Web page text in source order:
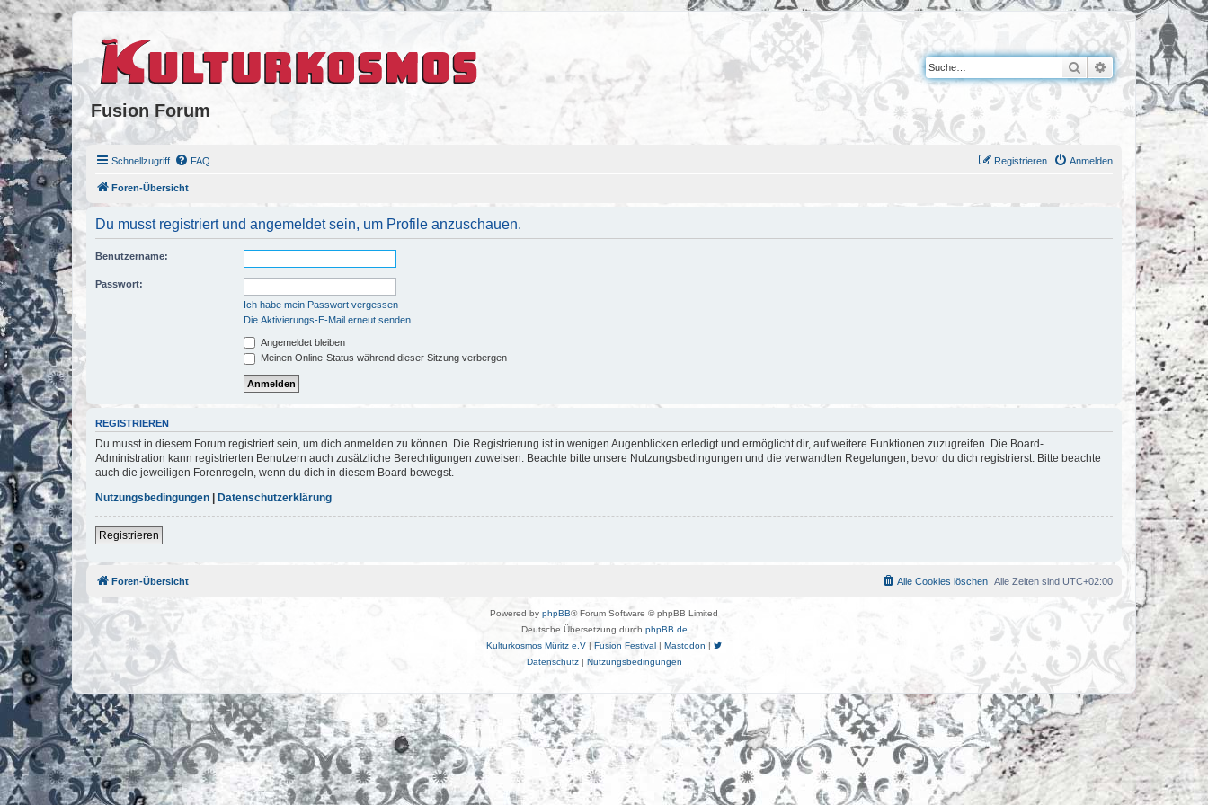
Fusion Forum
Suche Erweiterte Suche
Schnellzugriff FAQ Anmelden
Registrieren
Foren-Übersicht
Du musst registriert und angemeldet sein, um Profile anzuschauen.
Benutzername:
Passwort:
Ich habe mein Passwort vergessen
Die Aktivierungs-E-Mail erneut senden
Angemeldet bleiben
Meinen Online-Status während dieser Sitzung verbergen
REGISTRIEREN
Du musst in diesem Forum registriert sein, um dich anmelden zu können. Die Registrierung ist in wenigen Augenblicken erledigt und ermöglicht dir, auf weitere Funktionen zuzugreifen. Die Board-
Administration kann registrierten Benutzern auch zusätzliche Berechtigungen zuweisen. Beachte bitte unsere Nutzungsbedingungen und die verwandten Regelungen, bevor du dich registrierst. Bitte beachte
auch die jeweiligen Forenregeln, wenn du dich in diesem Board bewegst.
Nutzungsbedingungen
Datenschutzerklärung
Registrieren
Foren-Übersicht Alle Zeiten sind UTC+02:00
Alle Cookies löschen
Powered by phpBB® Forum Software © phpBB Limited
Deutsche Übersetzung durch phpBB.de
Kulturkosmos Müritz e.V | Fusion Festival | Mastodon |
Datenschutz| Nutzungsbedingungen